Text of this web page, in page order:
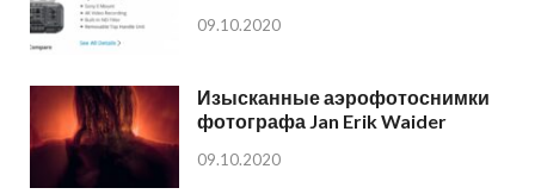
09.10.2020
Изысканные аэрофотоснимки
фотографа Jan Erik Waider
09.10.2020